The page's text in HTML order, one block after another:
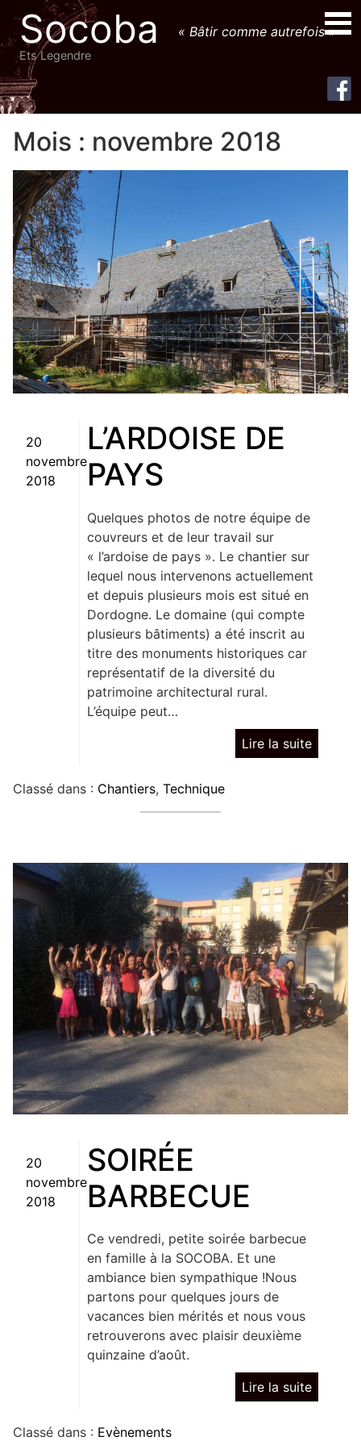
Socoba
Ets Legendre
« Bâtir comme autrefois »
Primary Menu
Mois : novembre 2018
Posted on
20
novembre
2018
L’ARDOISE DE
PAYS
Quelques photos de notre équipe de
couvreurs et de leur travail sur
« l’ardoise de pays ». Le chantier sur
lequel nous intervenons actuellement
et depuis plusieurs mois est situé en
Dordogne. Le domaine (qui compte
plusieurs bâtiments) a été inscrit au
titre des monuments historiques car
représentatif de la diversité du
patrimoine architectural rural.
L’équipe peut…
Lire la suite
Classé dans : Chantiers, Technique
Posted on
20
novembre
2018
SOIRÉE
BARBECUE
Ce vendredi, petite soirée barbecue
en famille à la SOCOBA. Et une
ambiance bien sympathique !Nous
partons pour quelques jours de
vacances bien mérités et nous vous
retrouverons avec plaisir deuxième
quinzaine d’août.
Lire la suite
Classé dans : Evènements